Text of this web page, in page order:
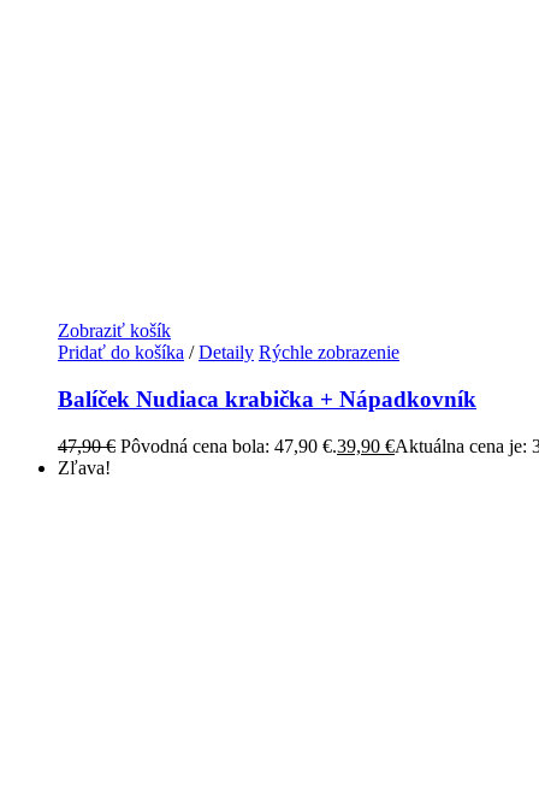
Zobraziť košík
Pridať do košíka / Detaily Rýchle zobrazenie
Balíček Nudiaca krabička + Nápadkovník
47,90€ Pôvodná cena bola: 47,90 €.39,90 €Aktuálna cena je:
Zľava!